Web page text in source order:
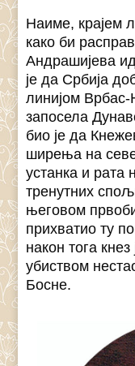
Наиме, крајем
како би
Андрашијева
је да Србија
линијом Врбас-
запосела
био је да
ширења на
устанка и рата
тренутних
његовом
прихватио ту
након тога
убиством
Босне.